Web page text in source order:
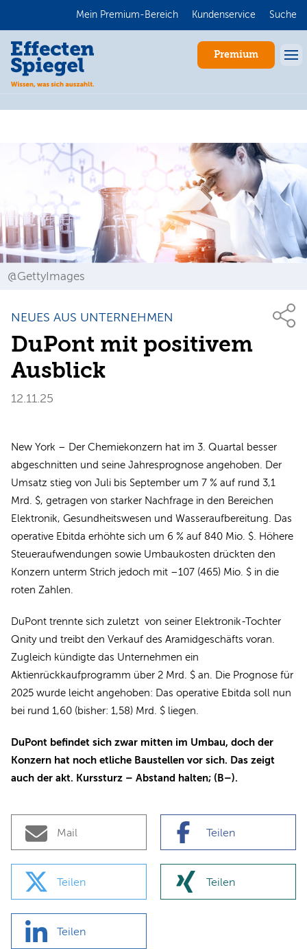
Mein Premium-Bereich Kundenservice Suche
Premium
@GettyImages
NEUES AUS UNTERNEHMEN
DuPont mit positivem
Ausblick
12.11.25
New York – Der Chemiekonzern hat im 3. Quartal besser
abgeschnitten und seine Jahresprognose angehoben. Der
Umsatz stieg von Juli bis September um 7 % auf rund 3,1
Mrd. $, getragen von starker Nachfrage in den Bereichen
Elektronik, Gesundheitswesen und Wasseraufbereitung. Das
operative Ebitda erhöhte sich um 6 % auf 840 Mio. $. Höhere
Steueraufwendungen sowie Umbaukosten drückten den
Konzern unterm Strich jedoch mit –107 (465) Mio. $ in die
roten Zahlen.
DuPont trennte sich zuletzt von seiner Elektronik-Tochter
Qnity und treibt den Verkauf des Aramidgeschäfts voran.
Zugleich kündigte das Unternehmen ein
Aktienrückkaufprogramm über 2 Mrd. $ an. Die Prognose für
2025 wurde leicht angehoben: Das operative Ebitda soll nun
bei rund 1,60 (bisher: 1,58) Mrd. $ liegen.
DuPont befindet sich zwar mitten im Umbau, doch der
Konzern hat noch etliche Baustellen vor sich. Das zeigt
auch der akt. Kurssturz – Abstand halten; (B–).
Mail Teilen
Teilen Teilen
Teilen
Anmelden